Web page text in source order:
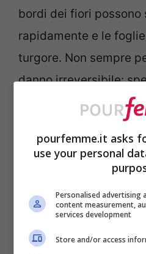
bordi dei fiori possono
rapidamente e le
turgore. Non sempre
danno irreversibile:
recupera vitalità con il
Uno degli aspetti più
non sopportano bene
nelle ore centrali di
pourfemme.it asks
use your personal
Personalised advertising
content measurement,
services development
Store and/or access